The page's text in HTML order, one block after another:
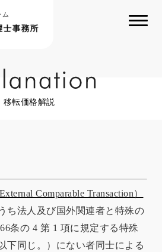
ム
移転価格解説
External Comparable Transaction）
ち法人及び国外関連者と特殊の
66条の 4 第 1 項に規定する特殊
下同じ。）にない者同士による